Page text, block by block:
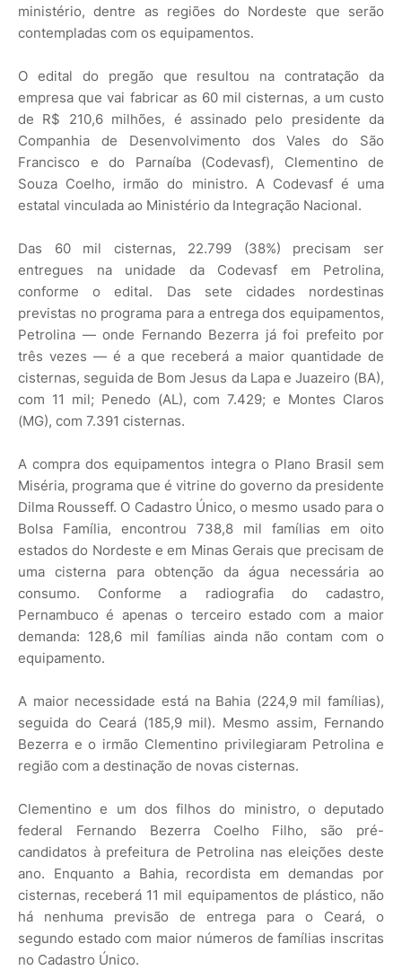
ministério, dentre as regiões do Nordeste que serão
contempladas com os equipamentos.
O edital do pregão que resultou na contratação da
empresa que vai fabricar as 60 mil cisternas, a um custo
de R$ 210,6 milhões, é assinado pelo presidente da
Companhia de Desenvolvimento dos Vales do São
Francisco e do Parnaíba (Codevasf), Clementino de
Souza Coelho, irmão do ministro. A Codevasf é uma
estatal vinculada ao Ministério da Integração Nacional.
Das 60 mil cisternas, 22.799 (38%) precisam ser
entregues na unidade da Codevasf em Petrolina,
conforme o edital. Das sete cidades nordestinas
previstas no programa para a entrega dos equipamentos,
Petrolina — onde Fernando Bezerra já foi prefeito por
três vezes — é a que receberá a maior quantidade de
cisternas, seguida de Bom Jesus da Lapa e Juazeiro (BA),
com 11 mil; Penedo (AL), com 7.429; e Montes Claros
(MG), com 7.391 cisternas.
A compra dos equipamentos integra o Plano Brasil sem
Miséria, programa que é vitrine do governo da presidente
Dilma Rousseff. O Cadastro Único, o mesmo usado para o
Bolsa Família, encontrou 738,8 mil famílias em oito
estados do Nordeste e em Minas Gerais que precisam de
uma cisterna para obtenção da água necessária ao
consumo. Conforme a radiografia do cadastro,
Pernambuco é apenas o terceiro estado com a maior
demanda: 128,6 mil famílias ainda não contam com o
equipamento.
A maior necessidade está na Bahia (224,9 mil famílias),
seguida do Ceará (185,9 mil). Mesmo assim, Fernando
Bezerra e o irmão Clementino privilegiaram Petrolina e
região com a destinação de novas cisternas.
Clementino e um dos filhos do ministro, o deputado
federal Fernando Bezerra Coelho Filho, são pré-
candidatos à prefeitura de Petrolina nas eleições deste
ano. Enquanto a Bahia, recordista em demandas por
cisternas, receberá 11 mil equipamentos de plástico, não
há nenhuma previsão de entrega para o Ceará, o
segundo estado com maior números de famílias inscritas
no Cadastro Único.